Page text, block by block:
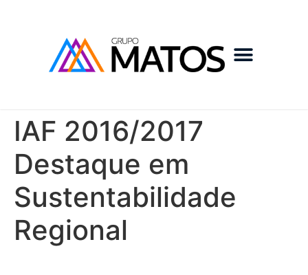
IAF 2016/2017
Destaque em
Sustentabilidade
Regional